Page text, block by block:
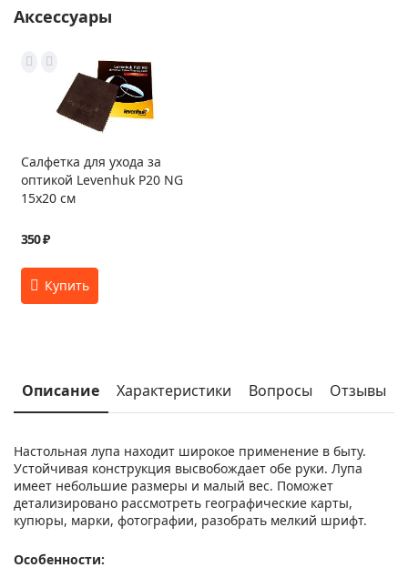
Аксессуары
Салфетка для ухода за
оптикой Levenhuk P20 NG
15x20 см
350 ₽
Описание Характеристики Вопросы Отзывы
Настольная лупа находит широкое применение в быту.
Устойчивая конструкция высвобождает обе руки. Лупа
имеет небольшие размеры и малый вес. Поможет
детализировано рассмотреть географические карты,
купюры, марки, фотографии, разобрать мелкий шрифт.
Особенности: